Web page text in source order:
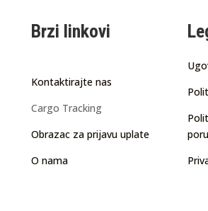
Brzi linkovi
Kontaktirajte nas
Cargo Tracking
Obrazac za prijavu uplate
O nama